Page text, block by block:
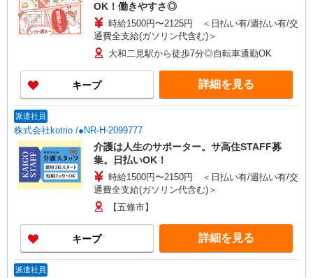
OK！働きやすさ◎
時給1500円〜2125円 ＜日払い有/週払い有/交
通費全支給(ガソリン代含む)＞
大和二見駅から徒歩7分◎自転車通勤OK
キープ 詳細を見る
派遣社員
株式会社kotrio /●NR-H-2099777
介護は人生のサポーター。サ高住STAFF募
集。日払いOK！
時給1500円〜2150円 ＜日払い有/週払い有/交
通費全支給(ガソリン代含む)＞
【五條市】
キープ 詳細を見る
派遣社員